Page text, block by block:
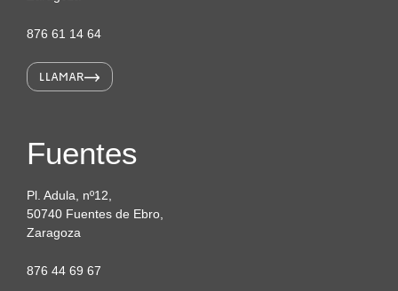
876 61 14 64
LLAMAR
Fuentes
Pl. Adula, nº12,
50740 Fuentes de Ebro,
Zaragoza
876 44 69 67